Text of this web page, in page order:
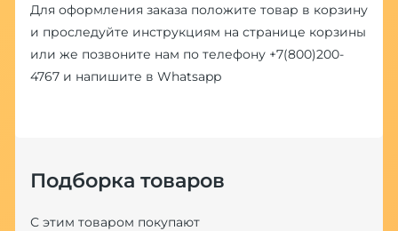
Для оформления заказа положите товар в корзину
и проследуйте инструкциям на странице корзины
или же позвоните нам по телефону +7(800)200-
4767и напишите в Whatsapp
Подборка товаров
С этим товаром покупают